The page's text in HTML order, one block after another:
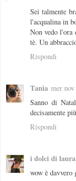
Sei talmente
l'acqualina in
Non vedo l'ora
tè. Un
Rispondi
Tania mer
Sanno di
decisamente
Rispondi
i dolci di laura
wow è